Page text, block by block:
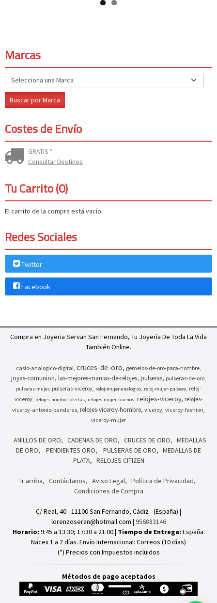
Marcas
Costes de Envío
GRATIS *
Consultar Destinos
Tu Carrito (0)
El carrito de la compra está vacío
Redes Sociales
Twitter
Facebook
Compra en Joyeria Servan San Fernando, Tu Joyería De Toda La Vida
También Online.
casio-analogico-digital cruces-de-oro gemelos-de-oro-para-hombre
joyas-comunion las-mejores-marcas-de-relojes pulseras pulseras-de-oro
pulseras-mujer pulseras-viceroy reloj-mujer-analogico reloj-mujer-pulsera
reloj-
viceroy relojes-hombre-ofertas relojes-mujer-buenos relojes-viceroy relojes-
viceroy-antonio-banderas relojes-viceroy-hombre viceroy viceroy-fashion
viceroy-mujer
ANILLOS DE ORO CADENAS DE ORO CRUCES DE ORO
MEDALLAS
DE ORO
PENDIENTES ORO PULSERAS DE ORO
MEDALLAS DE
PLATA
RELOJES CITIZEN
Ir arriba Contáctanos Aviso Legal
Política de Privacidad
Condiciones de Compra
C/ Real, 40 - 11100 San Fernando, Cádiz - (España) |
lorenzoseran@hotmail.com | 956883146
Horario: 9:45 a 13:30; 17:30 a 21:00 | Tiempo de Entrega: España:
Nacex 1 a 2 días. Envio Internacional: Correos (10 días)
(*) Precios con Impuestos incluidos
Métodos de pago aceptados